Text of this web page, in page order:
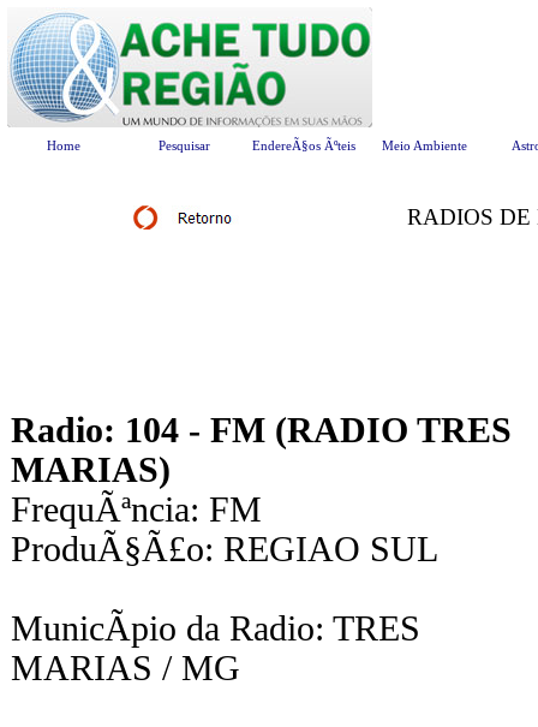
Home Pesquisar EndereÃ§os Ãºteis Meio Ambiente
RADIOS
Radio: 104 - FM (RADIO TRES
MARIAS)
FrequÃªncia: FM
ProduÃ§Ã£o: REGIAO SUL
MunicÃ­pio da Radio: TRES
MARIAS / MG